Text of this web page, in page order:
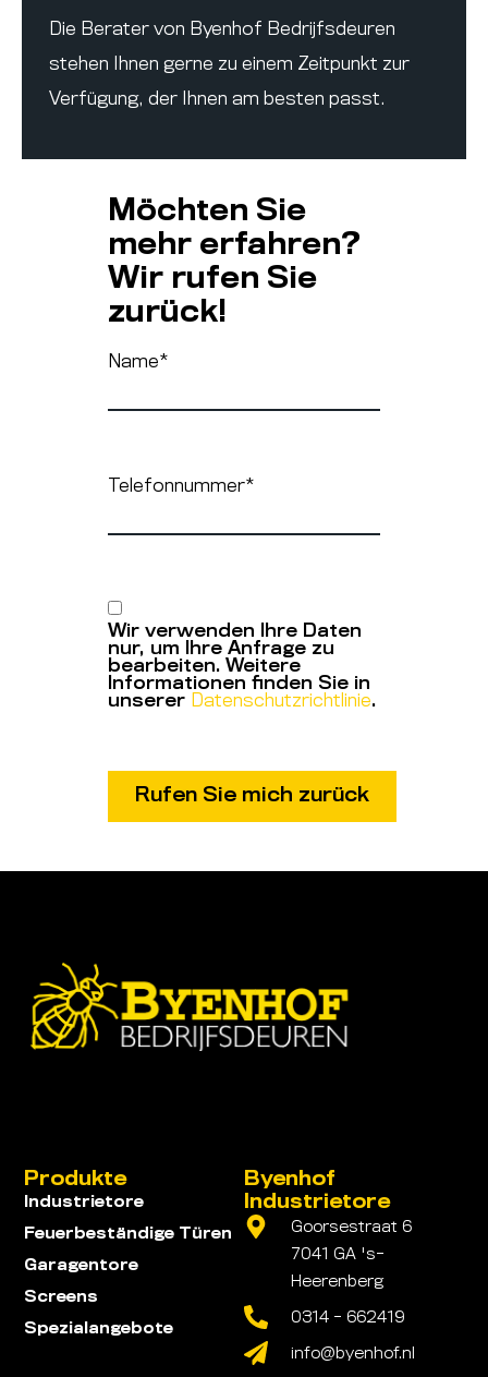
Die Berater von Byenhof Bedrijfsdeuren
stehen Ihnen gerne zu einem Zeitpunkt zur
Verfügung, der Ihnen am besten passt.
Möchten Sie
mehr erfahren?
Wir rufen Sie
zurück!
Name*
Telefonnummer*
Wir verwenden Ihre Daten
nur, um Ihre Anfrage zu
bearbeiten. Weitere
Informationen finden Sie in
unserer Datenschutzrichtlinie.
Byenhof
Industrietore
Goorsestraat 6
7041 GA 's-
Heerenberg
0314 - 662419
info@byenhof.nl
Produkte
Industrietore
Feuerbeständige Türen
Garagentore
Screens
Spezialangebote